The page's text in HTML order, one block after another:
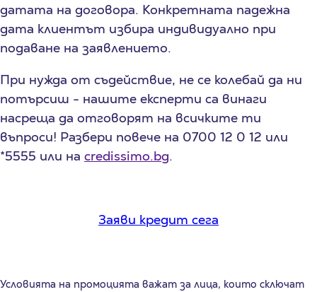
датата на договора. Конкретната падежна
дата клиентът избира индивидуално при
подаване на заявлението.
При нужда от съдействие, не се колебай да ни
потърсиш - нашите експерти са винаги
насреща да отговорят на всичките ти
въпроси! Разбери повече на 0700 12 0 12 или
*5555 или на credissimo.bg.
Заяви кредит сега
Условията на промоцията важат за лица, които сключат